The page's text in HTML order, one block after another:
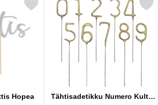
Hopea
Grattis Hopea suosikiksi
Tähtisadetikku Numero Kulta
Merkitse tähtisadetikku